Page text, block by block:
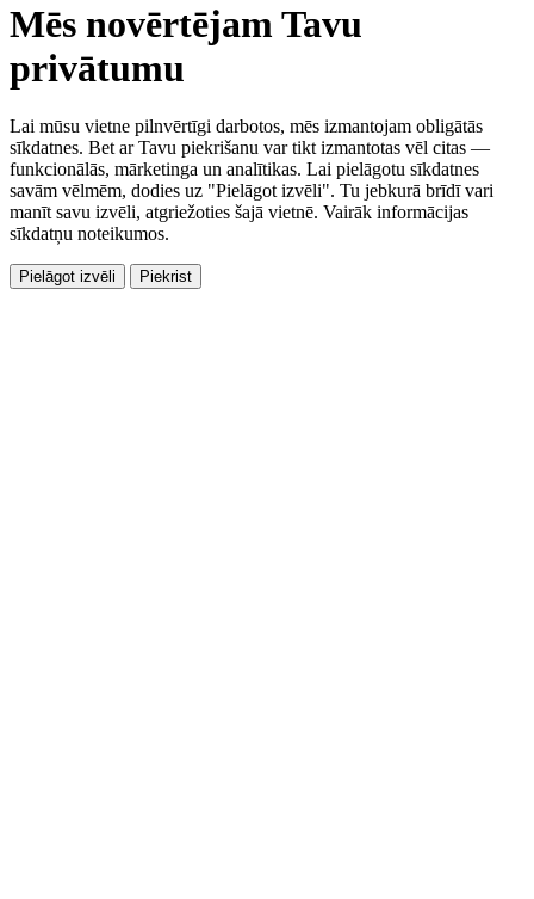
Mēs novērtējam Tavu
privātumu
Lai mūsu vietne pilnvērtīgi darbotos, mēs izmantojam obligātās
sīkdatnes. Bet ar Tavu piekrišanu var tikt izmantotas vēl citas —
funkcionālās, mārketinga un analītikas. Lai pielāgotu sīkdatnes
savām vēlmēm, dodies uz "Pielāgot izvēli". Tu jebkurā brīdī vari
manīt savu izvēli, atgriežoties šajā vietnē. Vairāk informācijas
sīkdatņu noteikumos.
Pielāgot izvēli Piekrist